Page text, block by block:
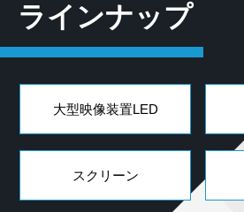
ラインナップ
大型映像装置LED
スクリーン